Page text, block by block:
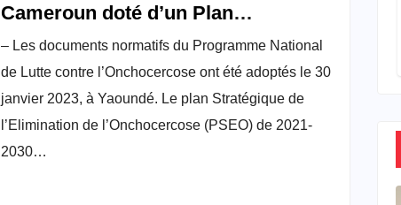
Cameroun doté d’un Plan
Stratégique pour l’Elimination de
l’Onchocercose
– Les documents normatifs du Programme National
de Lutte contre l’Onchocercose ont été adoptés le 30
janvier 2023, à Yaoundé. Le plan Stratégique de
l’Elimination de l’Onchocercose (PSEO) de 2021-
2030…